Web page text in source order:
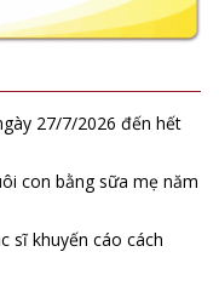
27/7/2026 đến hết
con bằng sữa mẹ năm
sĩ khuyến cáo cách